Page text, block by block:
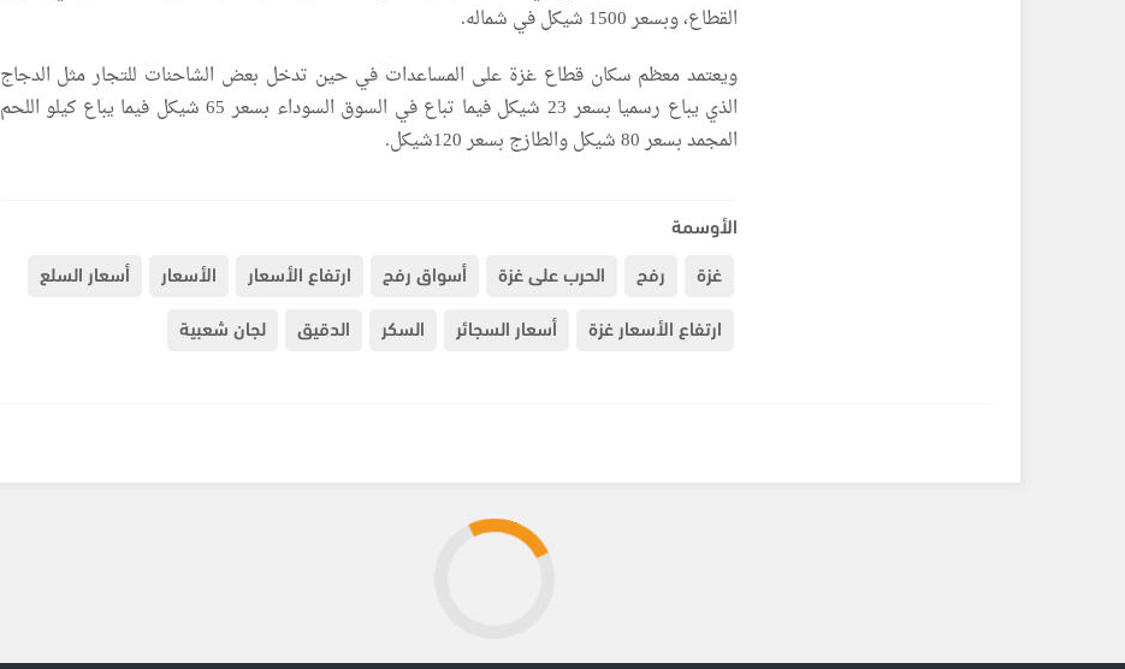
القطاع، وبسعر 1500 شيكل في شماله.
ويعتمد معظم سكان قطاع غزة على المساعدات في حين تدخل بعض الشاحنات للتجار مثل الدجاج
الذي يباع رسميا بسعر 23 شيكل فيما تباع في السوق السوداء بسعر 65 شيكل فيما يباع كيلو اللحم
المجمد بسعر 80 شيكل والطازج بسعر 120شيكل.
الأوسمة
غزة
رفح الحرب على غزة أسواق رفح ارتفاع الأسعار الأسعار
أسعار السلع
ارتفاع الأسعار غزة
أسعار السجائر السكر الدقيق لجان شعبية